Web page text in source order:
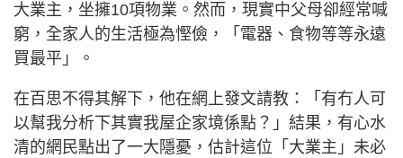
大業主，坐擁10項物業。然而，現實中父母卻經常喊
窮，全家人的生活極為慳儉，「電器、食物等等永遠
買最平」。
在百思不得其解下，他在網上發文請教：「有冇人可
以幫我分析下其實我屋企家境係點？」結果，有心水
清的網民點出了一大隱憂，估計這位「大業主」未必